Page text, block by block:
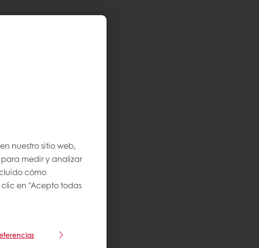
nuestro sitio web,
medir y analizar
cómo
en "Acepto todas